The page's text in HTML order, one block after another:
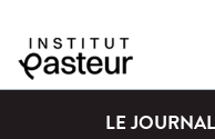
LE